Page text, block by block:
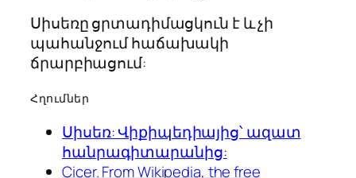
Սիսեռը ցրտադիմացկուն է և չի
պահանջում հաճախակի
ճրարբիացում:
Հղումներ
Սիսեռ: Վիքիպեդիայից՝ ազատ
հանրագիտարանից:
Cicer. From Wikipedia, the free